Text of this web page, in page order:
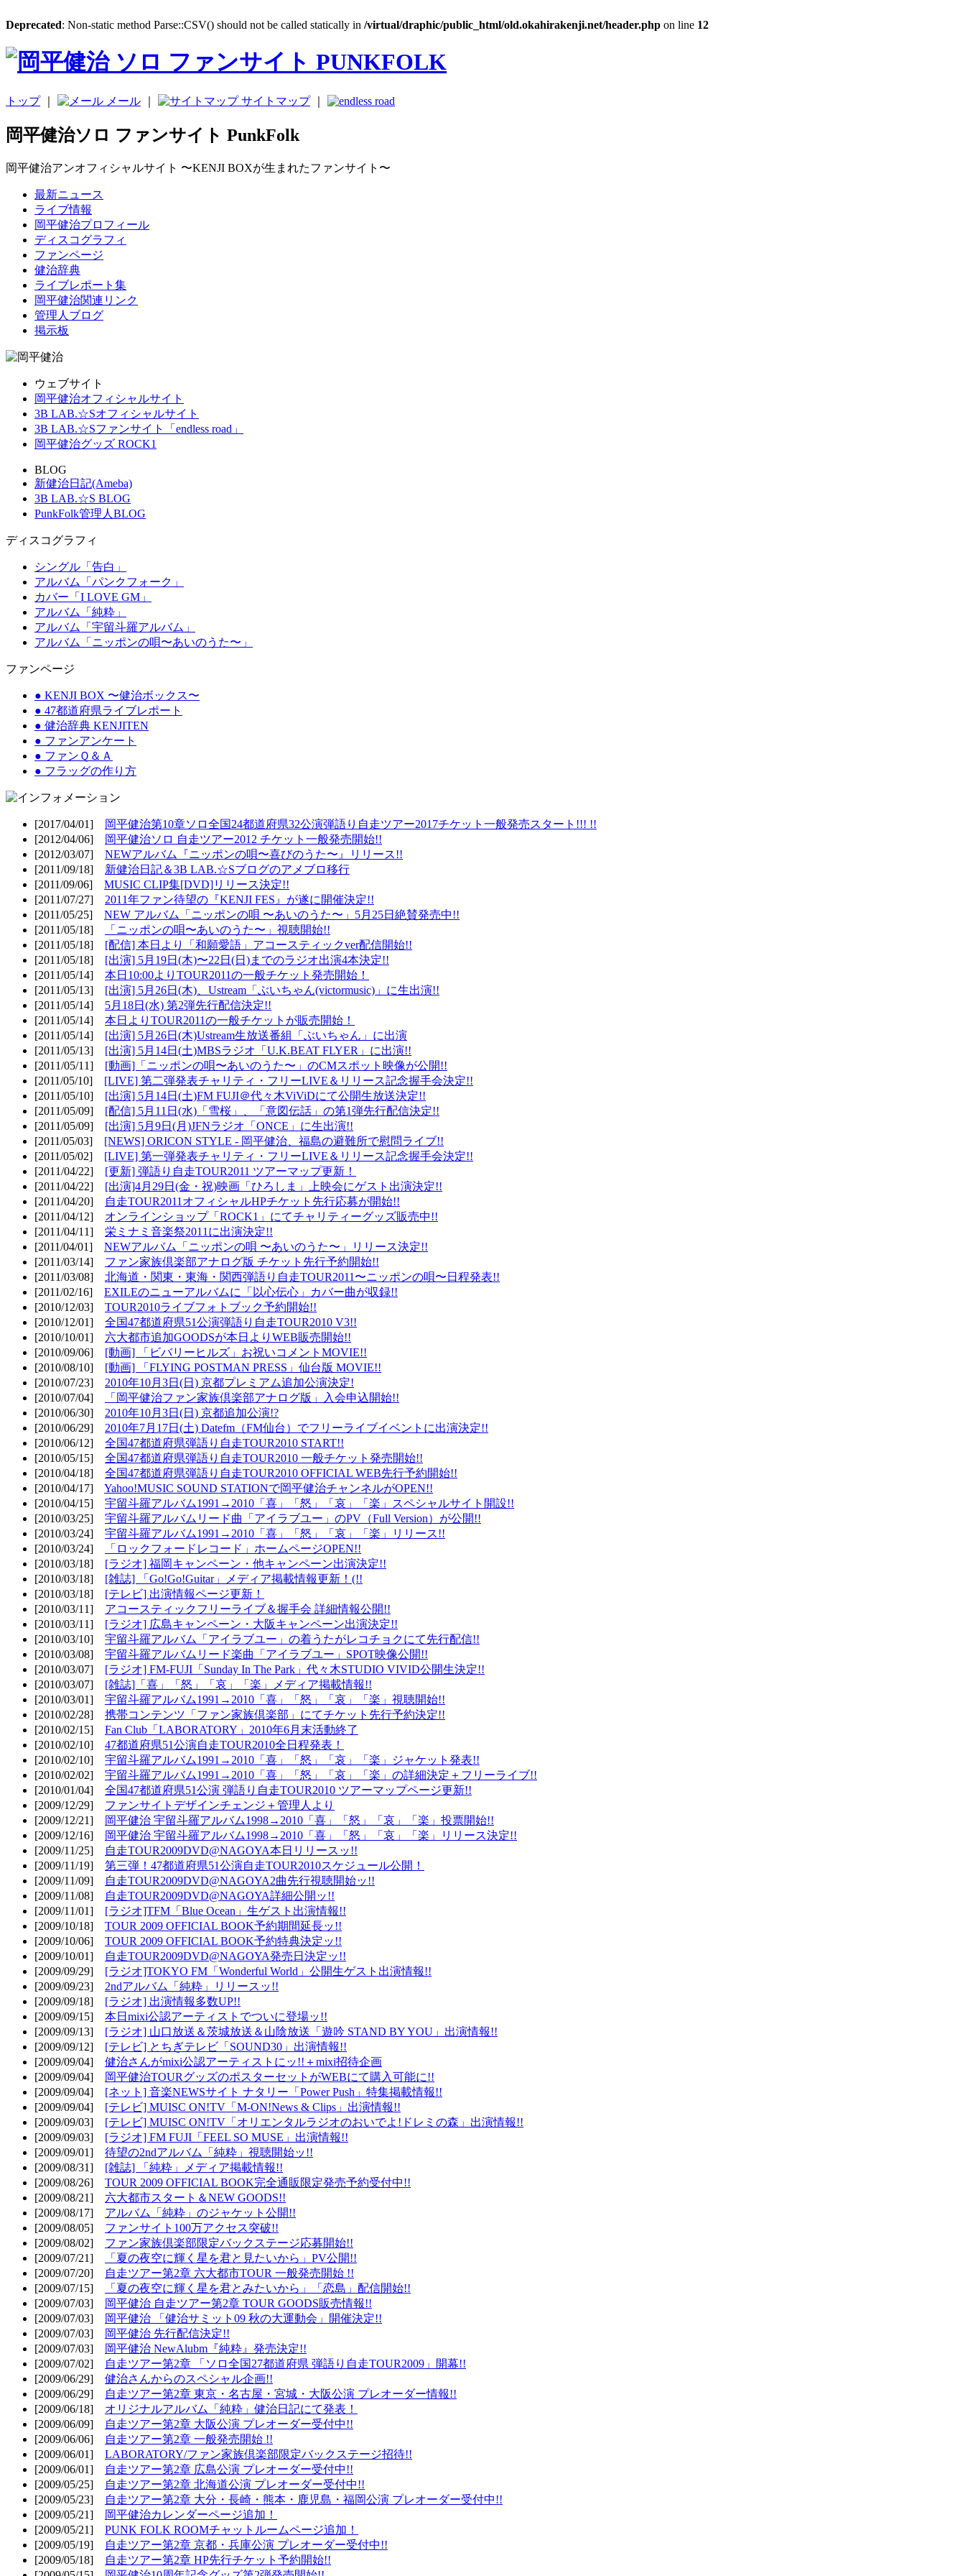
Deprecated: Non-static method Parse::CSV() should not be called statically in /virtual/draphic/public_html/old.okahirakenji.net/header.php on line 12
トップ｜ メール サイトマップ｜
岡平健治ソロ ファンサイト PunkFolk
岡平健治アンオフィシャルサイト 〜KENJI BOXが生まれたファンサイト〜
最新ニュース
ライブ情報
岡平健治プロフィール
ディスコグラフィ
ファンページ
健治辞典
ライブレポート集
岡平健治関連リンク
管理人ブログ
掲示板
ウェブサイト
岡平健治オフィシャルサイト
3B LAB.☆Sオフィシャルサイト
3B LAB.☆Sファンサイト「endless road」
岡平健治グッズ ROCK1
BLOG
新健治日記(Ameba)
3B LAB.☆S BLOG
PunkFolk管理人BLOG
ディスコグラフィ
シングル「告白」
アルバム「パンクフォーク」
カバー「I LOVE GM」
アルバム「純粋」
アルバム「宇留斗羅アルバム」
アルバム「ニッポンの唄〜あいのうた〜」
ファンページ
● KENJI BOX 〜健治ボックス〜
● 47都道府県ライブレポート
● 健治辞典 KENJITEN
● ファンアンケート
● ファンＱ＆Ａ
● フラッグの作り方
[2017/04/01]
岡平健治第10章ソロ全国24都道府県32公演弾語り自走ツアー2017チケット一般発売スタート!!! !!
[2012/04/06]
岡平健治ソロ 自走ツアー2012 チケット一般発売開始!!
[2012/03/07] NEWアルバム『ニッポンの唄〜喜びのうた〜』リリース!!
[2011/09/18] 新健治日記＆3B LAB.☆Sブログのアメブロ移行
[2011/09/06] MUSIC CLIP集[DVD]リリース決定!!
[2011/07/27] 2011年ファン待望の『KENJI FES』が遂に開催決定!!
[2011/05/25] NEW アルバム「ニッポンの唄 〜あいのうた〜」5月25日絶賛発売中!!
[2011/05/18]
「ニッポンの唄〜あいのうた〜」視聴開始!!
[2011/05/18] [配信] 本日より「和願愛語」アコースティックver配信開始!!
[2011/05/18] [出演] 5月19日(木)〜22日(日)までのラジオ出演4本決定!!
[2011/05/14] 本日10:00よりTOUR2011の一般チケット発売開始！
[2011/05/13] [出演] 5月26日(木)、Ustream「ぶいちゃん(victormusic)」に生出演!!
[2011/05/14] 5月18日(水) 第2弾先行配信決定!!
[2011/05/14] 本日よりTOUR2011の一般チケットが販売開始！
[2011/05/14] [出演] 5月26日(木)Ustream生放送番組「ぶいちゃん」に出演
[2011/05/13] [出演] 5月14日(土)MBSラジオ「U.K.BEAT FLYER」に出演!!
[2011/05/11] [動画]「ニッポンの唄〜あいのうた〜」のCMスポット映像が公開!!
[2011/05/10] [LIVE] 第二弾発表チャリティ・フリーLIVE＆リリース記念握手会決定!!
[2011/05/10] [出演] 5月14日(土)FM FUJI＠代々木ViViDにて公開生放送決定!!
[2011/05/09] [配信] 5月11日(水)「雪桜」、「意図伝話」の第1弾先行配信決定!!
[2011/05/09] [出演] 5月9日(月)JFNラジオ「ONCE」に生出演!!
[2011/05/03] [NEWS] ORICON STYLE - 岡平健治、福島の避難所で慰問ライブ!!
[2011/05/02] [LIVE] 第一弾発表チャリティ・フリーLIVE＆リリース記念握手会決定!!
[2011/04/22] [更新] 弾語り自走TOUR2011 ツアーマップ更新！
[2011/04/22] [出演]4月29日(金・祝)映画「ひろしま」上映会にゲスト出演決定!!
[2011/04/20]
自走TOUR2011オフィシャルHPチケット先行応募が開始!!
[2011/04/12] オンラインショップ「ROCK1」にてチャリティーグッズ販売中!!
[2011/04/11] 栄ミナミ音楽祭2011に出演決定!!
[2011/04/01] NEWアルバム「ニッポンの唄 〜あいのうた〜」リリース決定!!
[2011/03/14] ファン家族倶楽部アナログ版 チケット先行予約開始!!
[2011/03/08] 北海道・関東・東海・関西弾語り自走TOUR2011〜ニッポンの唄〜日程発表!!
[2011/02/16] EXILEのニューアルバムに「以心伝心」カバー曲が収録!!
[2010/12/03] TOUR2010ライブフォトブック予約開始!!
[2010/12/01] 全国47都道府県51公演弾語り自走TOUR2010 V3!!
[2010/10/01] 六大都市追加GOODSが本日よりWEB販売開始!!
[2010/09/06] [動画] 「ビバリーヒルズ」お祝いコメントMOVIE!!
[2010/08/10] [動画] 「FLYING POSTMAN PRESS」仙台版 MOVIE!!
[2010/07/23] 2010年10月3日(日) 京都プレミアム追加公演決定!
[2010/07/04]
「岡平健治ファン家族倶楽部アナログ版」入会申込開始!!
[2010/06/30] 2010年10月3日(日) 京都追加公演!?
[2010/06/29] 2010年7月17日(土) Datefm（FM仙台）でフリーライブイベントに出演決定!!
[2010/06/12] 全国47都道府県弾語り自走TOUR2010 START!!
[2010/05/15] 全国47都道府県弾語り自走TOUR2010 一般チケット発売開始!!
[2010/04/18] 全国47都道府県弾語り自走TOUR2010 OFFICIAL WEB先行予約開始!!
[2010/04/17] Yahoo!MUSIC SOUND STATIONで岡平健治チャンネルがOPEN!!
[2010/04/15] 宇留斗羅アルバム1991→2010「喜」「怒」「哀」「楽」スペシャルサイト開設!!
[2010/03/25] 宇留斗羅アルバムリード曲「アイラブユー」のPV（Full Version）が公開!!
[2010/03/24] 宇留斗羅アルバム1991→2010「喜」「怒」「哀」「楽」リリース!!
[2010/03/24]
「ロックフォードレコード」ホームページOPEN!!
[2010/03/18] [ラジオ] 福岡キャンペーン・他キャンペーン出演決定!!
[2010/03/18] [雑誌] 「Go!Go!Guitar」メディア掲載情報更新！(!!
[2010/03/18] [テレビ] 出演情報ページ更新！
[2010/03/11] アコースティックフリーライブ＆握手会 詳細情報公開!!
[2010/03/11] [ラジオ] 広島キャンペーン・大阪キャンペーン出演決定!!
[2010/03/10] 宇留斗羅アルバム「アイラブユー」の着うたがレコチョクにて先行配信!!
[2010/03/08] 宇留斗羅アルバムリード楽曲「アイラブユー」SPOT映像公開!!
[2010/03/07] [ラジオ] FM-FUJI「Sunday In The Park」代々木STUDIO VIVID公開生決定!!
[2010/03/07] [雑誌]「喜」「怒」「哀」「楽」メディア掲載情報!!
[2010/03/01] 宇留斗羅アルバム1991→2010「喜」「怒」「哀」「楽」視聴開始!!
[2010/02/28] 携帯コンテンツ「ファン家族倶楽部」にてチケット先行予約決定!!
[2010/02/15] Fan Club「LABORATORY」2010年6月末活動終了
[2010/02/10] 47都道府県51公演自走TOUR2010全日程発表！
[2010/02/10] 宇留斗羅アルバム1991→2010「喜」「怒」「哀」「楽」ジャケット発表!!
[2010/02/02] 宇留斗羅アルバム1991→2010「喜」「怒」「哀」「楽」の詳細決定＋フリーライブ!!
[2010/01/04] 全国47都道府県51公演 弾語り自走TOUR2010 ツアーマップページ更新!!
[2009/12/29] ファンサイトデザインチェンジ＋管理人より
[2009/12/21]
岡平健治 宇留斗羅アルバム1998→2010「喜」「怒」「哀」「楽」投票開始!!
[2009/12/16]
岡平健治 宇留斗羅アルバム1998→2010「喜」「怒」「哀」「楽」リリース決定!!
[2009/11/25]
自走TOUR2009DVD@NAGOYA本日リリースッ!!
[2009/11/19] 第三弾！47都道府県51公演自走TOUR2010スケジュール公開！
[2009/11/09]
自走TOUR2009DVD@NAGOYA2曲先行視聴開始ッ!!
[2009/11/08]
自走TOUR2009DVD@NAGOYA詳細公開ッ!!
[2009/11/01] [ラジオ]TFM「Blue Ocean」生ゲスト出演情報!!
[2009/10/18] TOUR 2009 OFFICIAL BOOK予約期間延長ッ!!
[2009/10/06] TOUR 2009 OFFICIAL BOOK予約特典決定ッ!!
[2009/10/01]
自走TOUR2009DVD@NAGOYA発売日決定ッ!!
[2009/09/29] [ラジオ]TOKYO FM「Wonderful World」公開生ゲスト出演情報!!
[2009/09/23] 2ndアルバム「純粋」リリースッ!!
[2009/09/18] [ラジオ] 出演情報多数UP!!
[2009/09/15] 本日mixi公認アーティストでついに登場ッ!!
[2009/09/13] [ラジオ] 山口放送＆茨城放送＆山陰放送「遊吟 STAND BY YOU」出演情報!!
[2009/09/12] [テレビ] とちぎテレビ「SOUND30」出演情報!!
[2009/09/04] 健治さんがmixi公認アーティストにッ!!＋mixi招待企画
[2009/09/04]
岡平健治TOURグッズのポスターセットがWEBにて購入可能に!!
[2009/09/04] [ネット] 音楽NEWSサイト ナタリー「Power Push」特集掲載情報!!
[2009/09/04] [テレビ] MUISC ON!TV「M-ON!News & Clips」出演情報!!
[2009/09/03] [テレビ] MUISC ON!TV「オリエンタルラジオのおいでよ!ドレミの森」出演情報!!
[2009/09/03] [ラジオ] FM FUJI「FEEL SO MUSE」出演情報!!
[2009/09/01] 待望の2ndアルバム「純粋」視聴開始ッ!!
[2009/08/31] [雑誌] 「純粋」メディア掲載情報!!
[2009/08/26] TOUR 2009 OFFICIAL BOOK完全通販限定発売予約受付中!!
[2009/08/21] 六大都市スタート＆NEW GOODS!!
[2009/08/17] アルバム「純粋」のジャケット公開!!
[2009/08/05] ファンサイト100万アクセス突破!!
[2009/08/02] ファン家族倶楽部限定バックステージ応募開始!!
[2009/07/21]
「夏の夜空に輝く星を君と見たいから」PV公開!!
[2009/07/20]
自走ツアー第2章 六大都市TOUR 一般発売開始 !!
[2009/07/15]
「夏の夜空に輝く星を君とみたいから」「恋島」配信開始!!
[2009/07/03]
岡平健治 自走ツアー第2章 TOUR GOODS販売情報!!
[2009/07/03]
岡平健治 「健治サミット09 秋の大運動会」開催決定!!
[2009/07/03]
岡平健治 先行配信決定!!
[2009/07/03]
岡平健治 NewAlubm『純粋』発売決定!!
[2009/07/02]
自走ツアー第2章 「ソロ全国27都道府県 弾語り自走TOUR2009」開幕!!
[2009/06/29] 健治さんからのスペシャル企画!!
[2009/06/29]
自走ツアー第2章 東京・名古屋・宮城・大阪公演 プレオーダー情報!!
[2009/06/18] オリジナルアルバム「純粋」健治日記にて発表！
[2009/06/09]
自走ツアー第2章 大阪公演 プレオーダー受付中!!
[2009/06/06]
自走ツアー第2章 一般発売開始 !!
[2009/06/01] LABORATORY/ファン家族倶楽部限定バックステージ招待!!
[2009/06/01]
自走ツアー第2章 広島公演 プレオーダー受付中!!
[2009/05/25]
自走ツアー第2章 北海道公演 プレオーダー受付中!!
[2009/05/23]
自走ツアー第2章 大分・長崎・熊本・鹿児島・福岡公演 プレオーダー受付中!!
[2009/05/21]
岡平健治カレンダーページ追加！
[2009/05/21] PUNK FOLK ROOMチャットルームページ追加！
[2009/05/19]
自走ツアー第2章 京都・兵庫公演 プレオーダー受付中!!
[2009/05/18]
自走ツアー第2章 HP先行チケット予約開始!!